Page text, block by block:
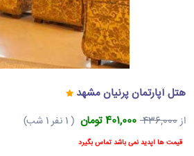
هتل آپارتمان پرنیان مشهد
از436,000 401,000 تومان ( 1 نفر 1 شب)
قیمت ها آپدید نمی باشد تماس بگیرد